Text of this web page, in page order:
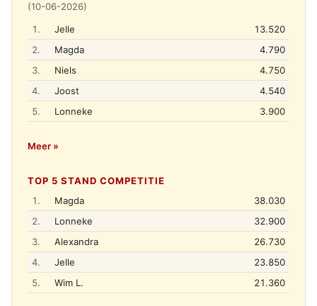
(10-06-2026)
1.
Jelle
13.520
2.
Magda
4.790
3.
Niels
4.750
4.
Joost
4.540
5.
Lonneke 3.900
Meer »
TOP 5 STAND COMPETITIE
1.
Magda
38.030
2.
Lonneke
32.900
3.
Alexandra
26.730
4.
Jelle
23.850
5.
Wim L. 21.360